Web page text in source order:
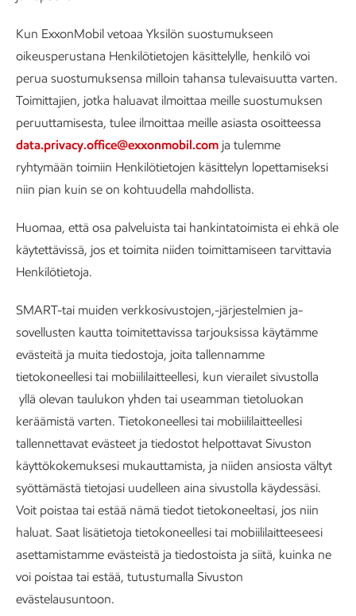
Kun ExxonMobil vetoaa Yksilön suostumukseen
oikeusperustana Henkilötietojen käsittelylle, henkilö voi
perua suostumuksensa milloin tahansa tulevaisuutta varten.
Toimittajien, jotka haluavat ilmoittaa meille suostumuksen
peruuttamisesta, tulee ilmoittaa meille asiasta osoitteessa
data.privacy.office@exxonmobil.com ja tulemme
ryhtymään toimiin Henkilötietojen käsittelyn lopettamiseksi
niin pian kuin se on kohtuudella mahdollista.
Huomaa, että osa palveluista tai hankintatoimista ei ehkä ole
käytettävissä, jos et toimita niiden toimittamiseen tarvittavia
Henkilötietoja.
SMART-tai muiden verkkosivustojen,-järjestelmien ja-
sovellusten kautta toimitettavissa tarjouksissa käytämme
evästeitä ja muita tiedostoja, joita tallennamme
tietokoneellesi tai mobiililaitteellesi, kun vierailet sivustolla
yllä olevan taulukon yhden tai useamman tietoluokan
keräämistä varten. Tietokoneellesi tai mobiililaitteellesi
tallennettavat evästeet ja tiedostot helpottavat Sivuston
käyttökokemuksesi mukauttamista, ja niiden ansiosta vältyt
syöttämästä tietojasi uudelleen aina sivustolla käydessäsi.
Voit poistaa tai estää nämä tiedot tietokoneeltasi, jos niin
haluat. Saat lisätietoja tietokoneellesi tai mobiililaitteeseesi
asettamistamme evästeistä ja tiedostoista ja siitä, kuinka ne
voi poistaa tai estää, tutustumalla Sivuston
evästelausuntoon.